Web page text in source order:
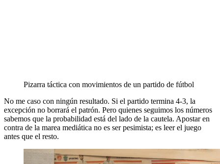
Pizarra táctica con movimientos de un partido de fútbol
No me caso con ningún resultado. Si el partido termina 4-3, la
excepción no borrará el patrón. Pero quienes seguimos los números
sabemos que la probabilidad está del lado de la cautela. Apostar en
contra de la marea mediática no es ser pesimista; es leer el juego
antes que el resto.